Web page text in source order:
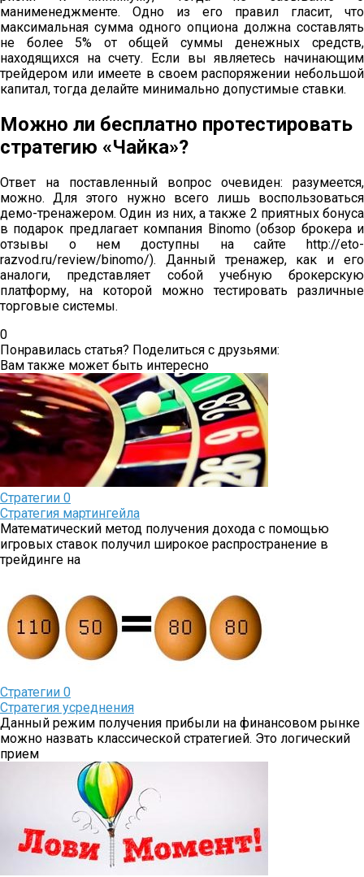
манименеджменте. Одно из его правил гласит, что
максимальная сумма одного опциона должна составлять
не более 5% от общей суммы денежных средств,
находящихся на счету. Если вы являетесь начинающим
трейдером или имеете в своем распоряжении небольшой
капитал, тогда делайте минимально допустимые ставки.
Можно ли бесплатно протестировать
стратегию «Чайка»?
Ответ на поставленный вопрос очевиден: разумеется,
можно. Для этого нужно всего лишь воспользоваться
демо-тренажером. Один из них, а также 2 приятных бонуса
в подарок предлагает компания Binomo (обзор брокера и
отзывы о нем доступны на сайте http://eto-
razvod.ru/review/binomo/). Данный тренажер, как и его
аналоги, представляет собой учебную брокерскую
платформу, на которой можно тестировать различные
торговые системы.
0
Понравилась статья? Поделиться с друзьями:
Вам также может быть интересно
Стратегии 0
Стратегия мартингейла
Математический метод получения дохода с помощью
игровых ставок получил широкое распространение в
трейдинге на
Стратегии 0
Стратегия усреднения
Данный режим получения прибыли на финансовом рынке
можно назвать классической стратегией. Это логический
прием